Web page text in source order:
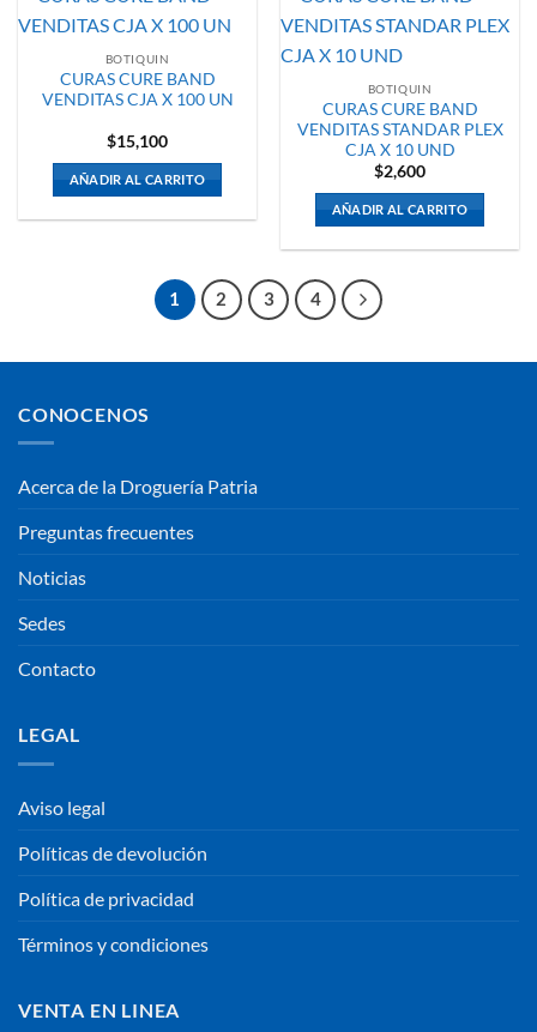
BOTIQUIN
CURAS CURE BAND
VENDITAS CJA X 100 UN
$15,100
AÑADIR AL CARRITO
BOTIQUIN
CURAS CURE BAND
VENDITAS STANDAR PLEX
CJA X 10 UND
$2,600
AÑADIR AL CARRITO
1 2 3 4
CONOCENOS
Acerca de la Droguería Patria
Preguntas frecuentes
Noticias
Sedes
Contacto
LEGAL
Aviso legal
Políticas de devolución
Política de privacidad
Términos y condiciones
VENTA EN LINEA